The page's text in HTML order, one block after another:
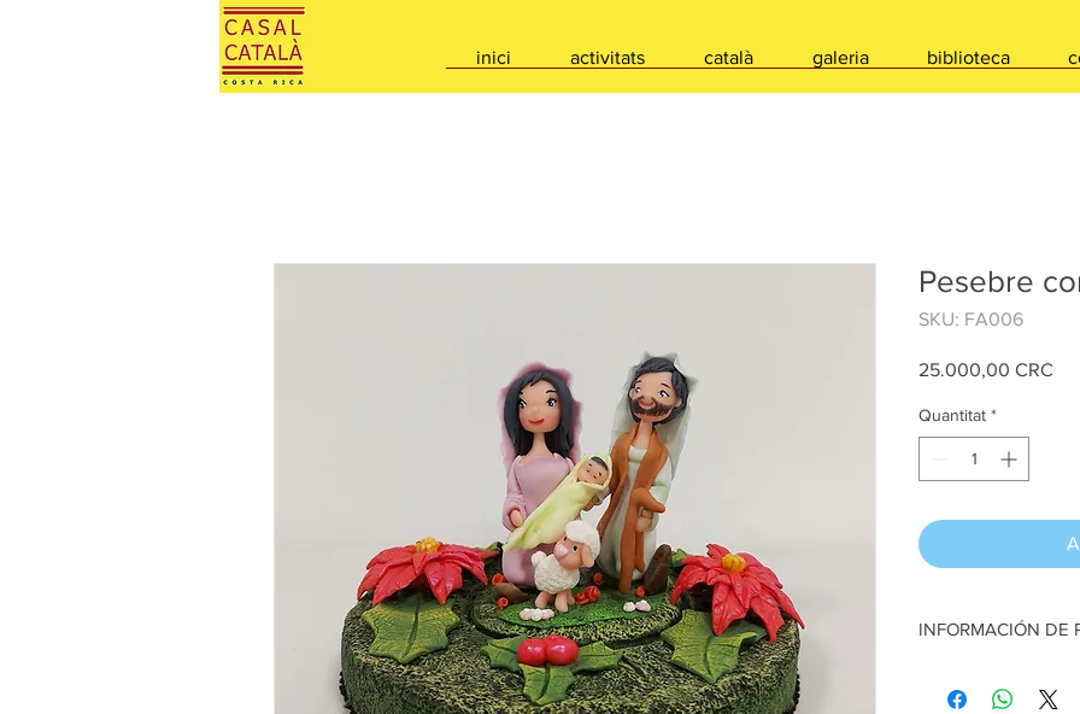
inici activitats català galeria biblioteca
Pesebre
SKU: FA006
25.000,00 CRC
Quantitat *
INFORMACIÓN DE
en porcelana fría.